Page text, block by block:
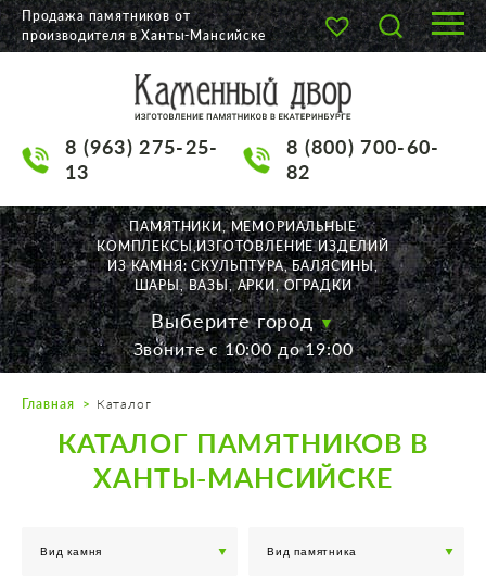
О КОМПАНИИ
НАШИ РАБОТЫ
АКЦИИ
ДОСТАВКА
КОНТАКТЫ
K2532513@yandex.ru
Пн. — Пт. с 10:00 до 19:00
Суббота с 11:00 до 17:00
Воскресенье по договор.
Продажа памятников от
производителя в Ханты-Мансийске
8 (963) 275-25-
13
8 (800) 700-60-
82
ПАМЯТНИКИ, МЕМОРИАЛЬНЫЕ
КОМПЛЕКСЫ,ИЗГОТОВЛЕНИЕ ИЗДЕЛИЙ
ИЗ КАМНЯ: СКУЛЬПТУРА, БАЛЯСИНЫ,
ШАРЫ, ВАЗЫ, АРКИ, ОГРАДКИ
Выберите город
Звоните с 10:00 до 19:00
Главная Каталог
КАТАЛОГ ПАМЯТНИКОВ В
ХАНТЫ-МАНСИЙСКЕ